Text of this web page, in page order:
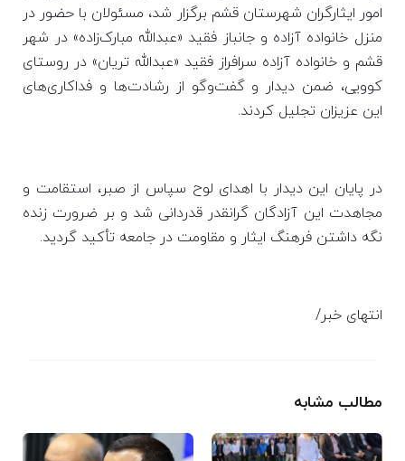
امور ایثارگران شهرستان قشم برگزار شد، مسئولان با حضور در
منزل خانواده آزاده و جانباز فقید «عبدالله مبارک‌زاده» در شهر
قشم و خانواده آزاده سرافراز فقید «عبدالله تریان» در روستای
کوویی، ضمن دیدار و گفت‌وگو از رشادت‌ها و فداکاری‌های
این عزیزان تجلیل کردند.
در پایان این دیدار با اهدای لوح سپاس از صبر، استقامت و
مجاهدت این آزادگان گرانقدر قدردانی شد و بر ضرورت زنده
نگه داشتن فرهنگ ایثار و مقاومت در جامعه تأکید گردید.
انتهای خبر/
مطالب مشابه